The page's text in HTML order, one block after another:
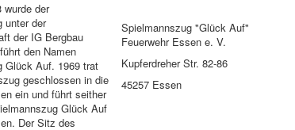
wurde der
unter der
der IG Bergbau
den Namen
Glück Auf. 1969 trat
geschlossen in die
ein und führt seither
Glück Auf
Der Sitz des
Spielmannszug "Glück Auf"
Feuerwehr Essen e. V.
Kupferdreher Str. 82-86
45257 Essen